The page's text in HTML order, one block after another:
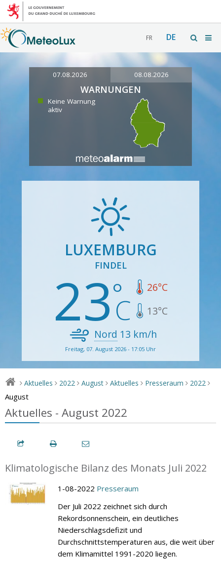
FR DE
07.08.2026 08.08.2026
WARNUNGEN
Keine Warnung
aktiv
LUXEMBURG
FINDEL
23 26°C
13°C
Nord 13 km/h
Freitag, 07. August 2026 - 17:05 Uhr
> Aktuelles > 2022 > August > Aktuelles > Presseraum > 2022 >
August
Aktuelles - August 2022
Klimatologische Bilanz des Monats Juli 2022
1-08-2022 Presseraum
Der Juli 2022 zeichnet sich durch
Rekordsonnenschein, ein deutliches
Niederschlagsdefizit und
Durchschnittstemperaturen aus, die weit über
dem Klimamittel 1991-2020 liegen.